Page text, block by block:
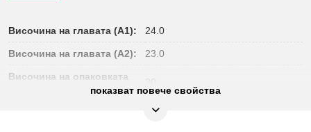
Височина на главата (A1): 24.0
Височина на главата (A2): 23.0
Височина на опаковката
52.0
показват повече свойства